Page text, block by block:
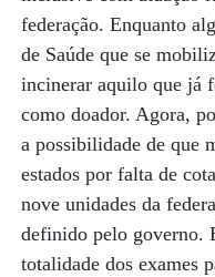
federação. Enquanto
de Saúde que se
incinerar aquilo que já
como doador. Agora,
a possibilidade de que
estados por falta de
nove unidades da
definido pelo governo.
totalidade dos exames